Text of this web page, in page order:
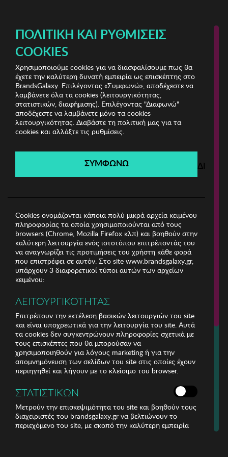
Παιδικές Μπαλαρίνες
Παιδικές Μπαλαρίνες
Filters
ΕΤΑΙΡΕΙΑ
ΕΞΥΠΗΡΕΤΗΣΗ ΠΕΛΑΤΩΝ
Για τηλεφωνικές παραγγελίες καλέστε
Copyright © 2016 brandsGalaxy | Μια εταιρία του Ομίλου ΑΝΤΕΝΝΑ
ΠΟΛΙΤΙΚΉ ΚΑΙ ΡΥΘΜΊΣΕΙΣ
COOKIES
Χρησιμοποιούμε cookies για να διασφαλίσουμε πως θα
έχετε την καλύτερη δυνατή εμπειρία ως επισκέπτης στο
BrandsGalaxy. Επιλέγοντας «Συμφωνώ», αποδέχεστε να
λαμβάνετε όλα τα cookies (λειτουργικότητας,
στατιστικών, διαφήμισης). Επιλέγοντας "Διαφωνώ"
αποδέχεστε να λαμβάνετε μόνο τα cookies
λειτουργικότητας. Διαβάστε τη πολιτική μας για τα
cookies και αλλάξτε τις ρυθμίσεις.
ΣΥΜΦΩΝΩ
Cookies ονομάζονται κάποια πολύ μικρά αρχεία κειμένου
πληροφορίας τα οποία χρησιμοποιούνται από τους
browsers (Chrome, Mozilla Firefox κλπ) και βοηθούν στην
καλύτερη λειτουργία ενός ιστοτόπου επιτρέποντάς του
να αναγνωρίζει τις προτιμήσεις του χρήστη κάθε φορά
που επιστρέφει σε αυτόν. Στο site www.brandsgalaxy.gr,
υπάρχουν 3 διαφορετικοί τύποι αυτών των αρχείων
κειμένου:
ΛΕΙΤΟΥΡΓΙΚΟΤΗΤΑΣ
Επιτρέπουν την εκτέλεση βασικών λειτουργιών του site
και είναι υποχρεωτικά για την λειτουργία του site. Αυτά
τα cookies δεν συγκεντρώνουν πληροφορίες σχετικά με
τους επισκέπτες που θα μπορούσαν να
χρησιμοποιηθούν για λόγους marketing ή για την
απομνημόνευση των σελίδων του site στις οποίες έχουν
περιηγηθεί και λήγουν με το κλείσιμο του browser.
ΣΤΑΤΙΣΤΙΚΩΝ
Μετρούν την επισκεψιμότητα του site και βοηθούν τους
διαχειριστές του brandsgalaxy.gr να βελτιώνουν το
περιεχόμενο του site, με σκοπό την καλύτερη εμπειρία